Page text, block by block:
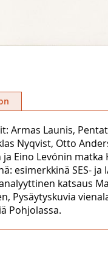
Armas Launis,
Nyqvist, Otto
Eino Levónin
esimerkkinä SES-
katsaus
Pysäytyskuvia
Pohjolassa.